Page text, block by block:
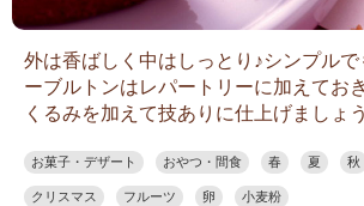
外は香ばしく中はしっとり♪シンプルで
ーブルトンはレパートリーに加えてお
くるみを加えて技ありに仕上げましょう
お菓子・デザート おやつ・間食 春 夏 秋
クリスマス フルーツ 卵 小麦粉